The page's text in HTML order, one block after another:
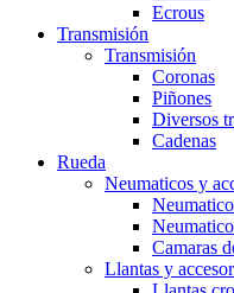
Ecrous
Transmisión
Transmisión
Coronas
Piñones
Diversos
Cadenas
Rueda
Neumaticos y
Camaras
Llantas y